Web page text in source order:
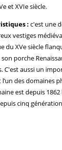
et XVIe siècle.
: c'est une
vestiges
du XVe siècle
porche
C'est aussi un
l’un des domaines
est depuis
cinq